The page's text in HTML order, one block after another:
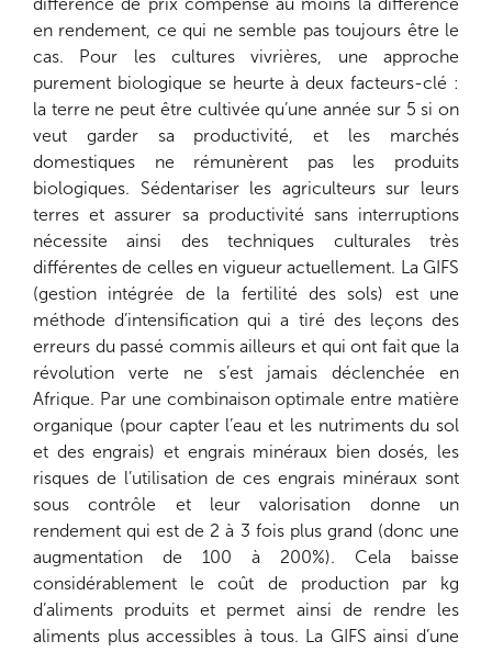
différence de prix compense au moins la différence
en rendement, ce qui ne semble pas toujours être le
cas. Pour les cultures vivrières, une approche
purement biologique se heurte à deux facteurs-clé :
la terre ne peut être cultivée qu’une année sur 5 si on
veut garder sa productivité, et les marchés
domestiques ne rémunèrent pas les produits
biologiques. Sédentariser les agriculteurs sur leurs
terres et assurer sa productivité sans interruptions
nécessite ainsi des techniques culturales très
différentes de celles en vigueur actuellement. La GIFS
(gestion intégrée de la fertilité des sols) est une
méthode d’intensification qui a tiré des leçons des
erreurs du passé commis ailleurs et qui ont fait que la
révolution verte ne s’est jamais déclenchée en
Afrique. Par une combinaison optimale entre matière
organique (pour capter l’eau et les nutriments du sol
et des engrais) et engrais minéraux bien dosés, les
risques de l’utilisation de ces engrais minéraux sont
sous contrôle et leur valorisation donne un
rendement qui est de 2 à 3 fois plus grand (donc une
augmentation de 100 à 200%). Cela baisse
considérablement le coût de production par kg
d’aliments produits et permet ainsi de rendre les
aliments plus accessibles à tous. La GIFS ainsi d’une